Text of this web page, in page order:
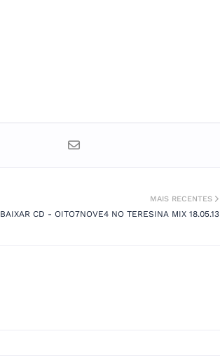
MAIS RECENTES
BAIXAR CD - OITO7NOVE4 NO TERESINA MIX 18.05.13